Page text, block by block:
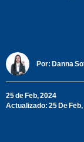
Por: Danna
25 de Feb, 2024
Actualizado: 25 De